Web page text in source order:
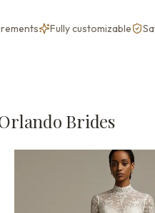
Fully customizable
Brides